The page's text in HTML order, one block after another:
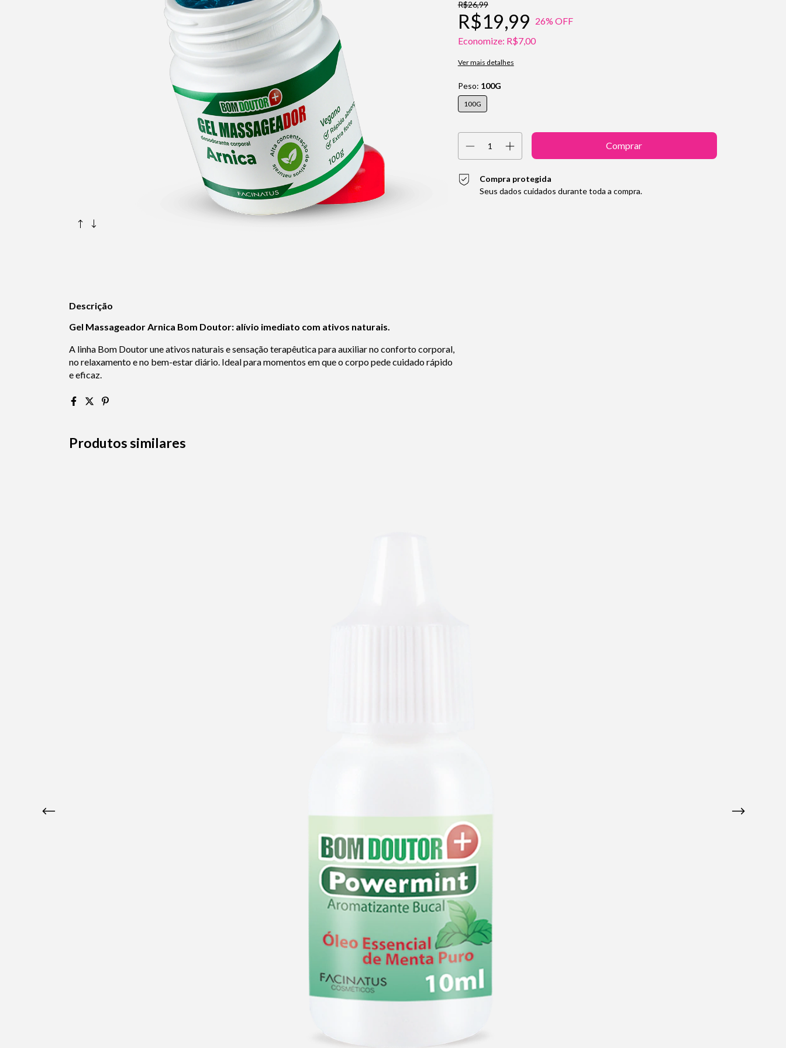
R$26,99
R$19,99 26% OFF
Economize: R$7,00
Ver mais detalhes
Peso: 100G
100G
Compra protegida
Seus dados cuidados durante toda a compra.
Descrição
Gel Massageador Arnica Bom Doutor: alívio imediato com ativos naturais.
A linha Bom Doutor une ativos naturais e sensação terapêutica para auxiliar no conforto corporal,
no relaxamento e no bem-estar diário. Ideal para momentos em que o corpo pede cuidado rápido
e eficaz.
Produtos similares